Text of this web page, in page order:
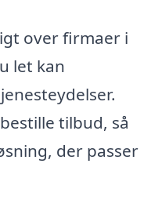
over firmaer i
let kan
tilbud, så
der passer